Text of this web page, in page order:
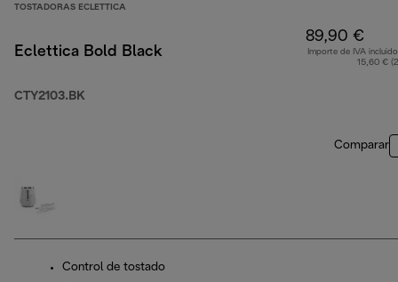
TOSTADORAS ECLETTICA
Eclettica Bold Black
CTY2103.BK
89,90 €
Importe de IVA
15,60 €
Comparar
Control de tostado